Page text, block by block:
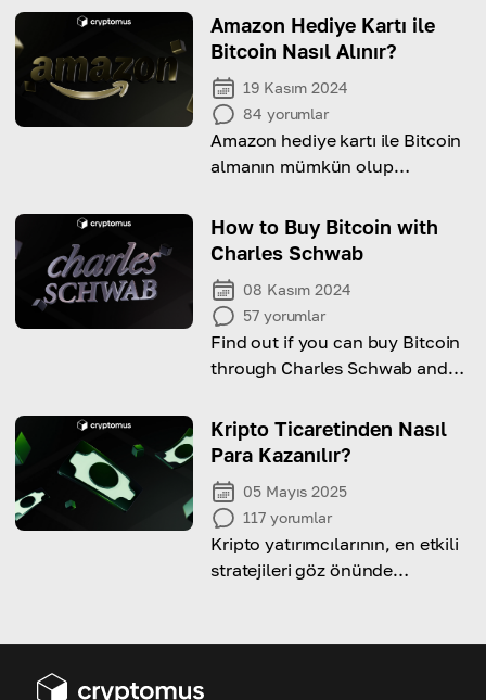
Amazon Hediye Kartı ile
Bitcoin Nasıl Alınır?
19 Kasım 2024
84 yorumlar
Amazon hediye kartı ile Bitcoin
almanın mümkün olup
keşfedin!
How to Buy Bitcoin with
Charles Schwab
08 Kasım 2024
57 yorumlar
Find out if you can buy Bitcoin
through Charles Schwab and
Kripto Ticaretinden Nasıl
Para Kazanılır?
05 Mayıs 2025
117 yorumlar
Kripto yatırımcılarının, en etkili
stratejileri göz önünde
ve başarı ipuçlarıyla birlikte